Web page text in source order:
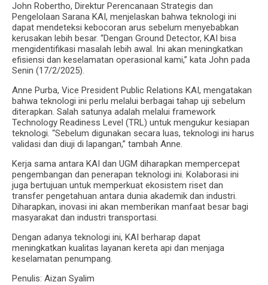
John Robertho, Direktur Perencanaan Strategis dan
Pengelolaan Sarana KAI, menjelaskan bahwa teknologi ini
dapat mendeteksi kebocoran arus sebelum menyebabkan
kerusakan lebih besar. “Dengan Ground Detector, KAI bisa
mengidentifikasi masalah lebih awal. Ini akan meningkatkan
efisiensi dan keselamatan operasional kami,” kata John pada
Senin (17/2/2025).
Anne Purba, Vice President Public Relations KAI, mengatakan
bahwa teknologi ini perlu melalui berbagai tahap uji sebelum
diterapkan. Salah satunya adalah melalui framework
Technology Readiness Level (TRL) untuk mengukur kesiapan
teknologi. “Sebelum digunakan secara luas, teknologi ini harus
validasi dan diuji di lapangan,” tambah Anne.
Kerja sama antara KAI dan UGM diharapkan mempercepat
pengembangan dan penerapan teknologi ini. Kolaborasi ini
juga bertujuan untuk memperkuat ekosistem riset dan
transfer pengetahuan antara dunia akademik dan industri.
Diharapkan, inovasi ini akan memberikan manfaat besar bagi
masyarakat dan industri transportasi.
Dengan adanya teknologi ini, KAI berharap dapat
meningkatkan kualitas layanan kereta api dan menjaga
keselamatan penumpang.
Penulis: Aizan Syalim